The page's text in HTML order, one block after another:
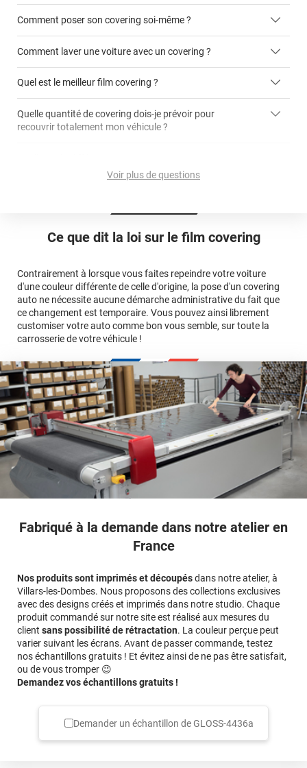
Ce que dit la loi sur le film covering
Contrairement à lorsque vous faites repeindre votre voiture
d'une couleur différente de celle d'origine, la pose d'un covering
auto ne nécessite aucune démarche administrative du fait que
ce changement est temporaire. Vous pouvez ainsi librement
customiser votre auto comme bon vous semble, sur toute la
carrosserie de votre véhicule !
covering 2D
covering 3D
Comment poser son covering soi-même ?
Comment laver une voiture avec un covering ?
Quel est le meilleur film covering ?
covering 2D
Quelle quantité de covering dois-je prévoir pour
recouvrir totalement mon véhicule ?
avant jusqu'au bas du parechoc arrière, en passant par le
Multipliez ce résultat par 3.
conseillers
commerciaux
pose
Le covering protège la peinture d'origine, pour la garder en
Le covering peut s'enlever à tout moment
Le covering revient moins cher
covering 3D
calculateur
Voir plus de questions
Fabriqué à la demande dans notre atelier en
France
Nos produits sont imprimés et découpésdans notre atelier, à
Villars-les-Dombes. Nous proposons des collections exclusives
avec des designs créés et imprimés dans notre studio. Chaque
produit commandé sur notre site est réalisé aux mesures du
client sans possibilité de rétractation. La couleur perçue peut
varier suivant les écrans. Avant de passer commande, testez
nos échantillons gratuits ! Et évitez ainsi de ne pas être satisfait,
ou de vous tromper 😉
Demandez vos échantillons gratuits !
Demander un échantillon de GLOSS-4436a